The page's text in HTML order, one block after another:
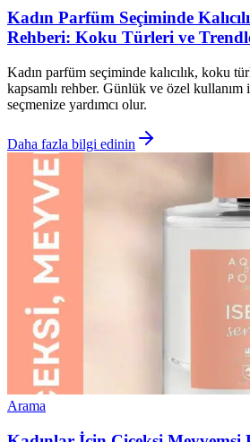
Kadın Parfüm Seçiminde
Rehberi: Koku Türleri ve
Kadın parfüm seçiminde kalıcılık, koku
kapsamlı rehber. Günlük ve özel
seçmenize yardımcı olur.
Daha fazla bilgi edinin
Arama